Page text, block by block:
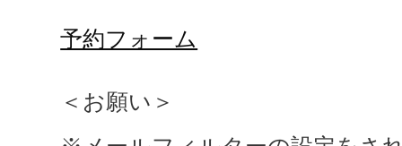
予約フォーム
＜お願い＞